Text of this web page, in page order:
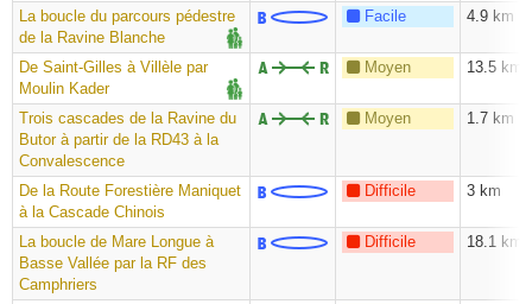
La boucle du parcours pédestre
de la Ravine Blanche
Facile 4.9 km
De Saint-Gilles à Villèle par
Moulin Kader
Moyen 13.5 km
Trois cascades de la Ravine du
Butor à partir de la RD43 à la
Convalescence
Moyen 1.7 km
De la Route Forestière Maniquet
à la Cascade Chinois
Difficile 3 km
La boucle de Mare Longue à
Basse Vallée par la RF des
Camphriers
Difficile 18.1 km